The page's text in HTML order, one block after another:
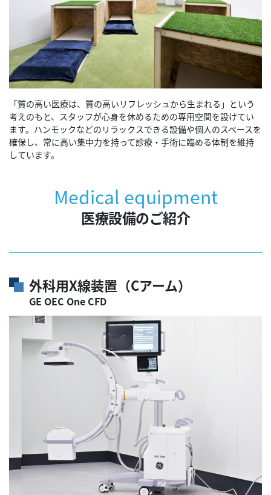
「質の高い医療は、質の高いリフレッシュから生まれる」という
考えのもと、スタッフが心身を休めるための専用空間を設けてい
ます。ハンモックなどのリラックスできる設備や個人のスペースを
確保し、常に高い集中力を持って診療・手術に臨める体制を維持
しています。
Medical equipment
医療設備のご紹介
外科用X線装置（Cアーム）
GE OEC One CFD